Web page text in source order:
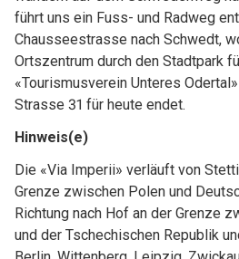
führt uns ein Fuss- und Radweg
Chausseestrasse nach Schwedt,
Ortszentrum durch den Stadtpark
«Tourismusverein Unteres
Strasse 31 für heute endet.
Hinweis(e)
Die «Via Imperii» verläuft von
Grenze zwischen Polen und
Richtung nach Hof an der Grenze
und der Tschechischen Republik